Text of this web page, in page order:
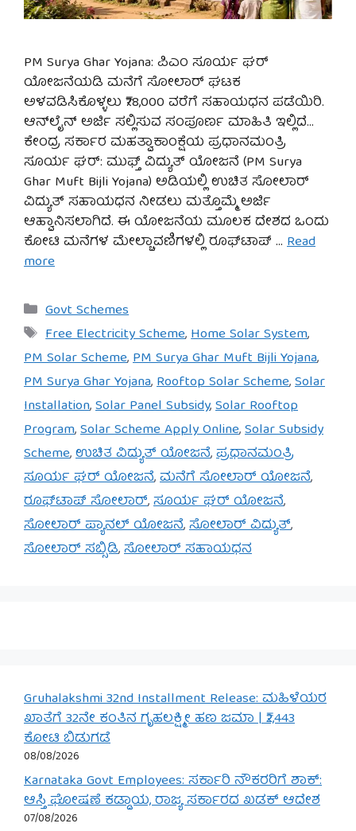
PM Surya Ghar Yojana: ಪಿಎಂ ಸೂರ್ಯ ಘರ್
ಯೋಜನೆಯಡಿ ಮನೆಗೆ ಸೋಲಾರ್ ಘಟಕ
ಅಳವಡಿಸಿಕೊಳ್ಳಲು ₹78,000 ವರೆಗೆ ಸಹಾಯಧನ ಪಡೆಯಿರಿ.
ಆನ್‌ಲೈನ್ ಅರ್ಜಿ ಸಲ್ಲಿಸುವ ಸಂಪೂರ್ಣ ಮಾಹಿತಿ ಇಲ್ಲಿದೆ…
ಕೇಂದ್ರ ಸರ್ಕಾರ ಮಹತ್ವಾಕಾಂಕ್ಷೆಯ ಪ್ರಧಾನಮಂತ್ರಿ
ಸೂರ್ಯ ಘರ್: ಮುಫ್ತ್ ವಿದ್ಯುತ್ ಯೋಜನೆ (PM Surya
Ghar Muft Bijli Yojana) ಅಡಿಯಲ್ಲಿ ಉಚಿತ ಸೋಲಾರ್
ವಿದ್ಯುತ್ ಸಹಾಯಧನ ನೀಡಲು ಮತ್ತೊಮ್ಮೆ ಅರ್ಜಿ
ಆಹ್ವಾನಿಸಲಾಗಿದೆ. ಈ ಯೋಜನೆಯ ಮೂಲಕ ದೇಶದ ಒಂದು
ಕೋಟಿ ಮನೆಗಳ ಮೇಲ್ಚಾವಣಿಗಳಲ್ಲಿ ರೂಫ್‌ಟಾಪ್ … Read
more
Categories
Govt Schemes
Tags
Free Electricity Scheme,Home Solar System,
PM Solar Scheme,PM Surya Ghar Muft Bijli Yojana,
PM Surya Ghar Yojana,Rooftop Solar Scheme,Solar
Installation,Solar Panel Subsidy,Solar Rooftop
Program,Solar Scheme Apply Online,Solar Subsidy
Scheme,ಉಚಿತ ವಿದ್ಯುತ್ ಯೋಜನೆ,ಪ್ರಧಾನಮಂತ್ರಿ
ಸೂರ್ಯ ಘರ್ ಯೋಜನೆ,ಮನೆಗೆ ಸೋಲಾರ್ ಯೋಜನೆ,
ರೂಫ್‌ಟಾಪ್ ಸೋಲಾರ್,ಸೂರ್ಯ ಘರ್ ಯೋಜನೆ,
ಸೋಲಾರ್ ಪ್ಯಾನಲ್ ಯೋಜನೆ,ಸೋಲಾರ್ ವಿದ್ಯುತ್,
ಸೋಲಾರ್ ಸಬ್ಸಿಡಿ,ಸೋಲಾರ್ ಸಹಾಯಧನ
Gruhalakshmi 32nd Installment Release: ಮಹಿಳೆಯರ
ಖಾತೆಗೆ 32ನೇ ಕಂತಿನ ಗೃಹಲಕ್ಷ್ಮೀ ಹಣ ಜಮಾ | ₹2,443
ಕೋಟಿ ಬಿಡುಗಡೆ
08/08/2026
Karnataka Govt Employees: ಸರ್ಕಾರಿ ನೌಕರರಿಗೆ ಶಾಕ್:
ಆಸ್ತಿ ಘೋಷಣೆ ಕಡ್ಡಾಯ, ರಾಜ್ಯ ಸರ್ಕಾರದ ಖಡಕ್ ಆದೇಶ
07/08/2026